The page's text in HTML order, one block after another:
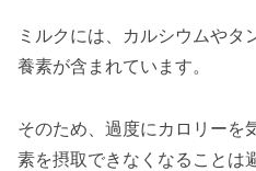
ミルクには、カルシウムやタ
養素が含まれています。
そのため、過度にカロリーを
素を摂取できなくなることは